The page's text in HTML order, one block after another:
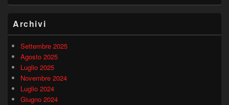
Archivi
Settembre 2025
Agosto 2025
Luglio 2025
Novembre 2024
Luglio 2024
Giugno 2024